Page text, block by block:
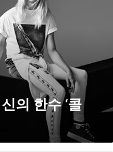
의 한수 ‘콜